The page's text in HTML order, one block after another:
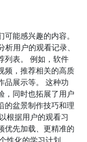
能感兴趣的内容。
用户的观看记录、
列表。 例如，软件
频，推荐相关的高质
品展示等。 这种功
，同时也拓展了用户
的盆景制作技巧和理
根据用户的观看习
优先加载、更精准的